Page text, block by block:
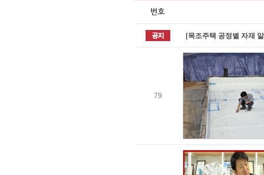
[목조주택 공정별 자재
79